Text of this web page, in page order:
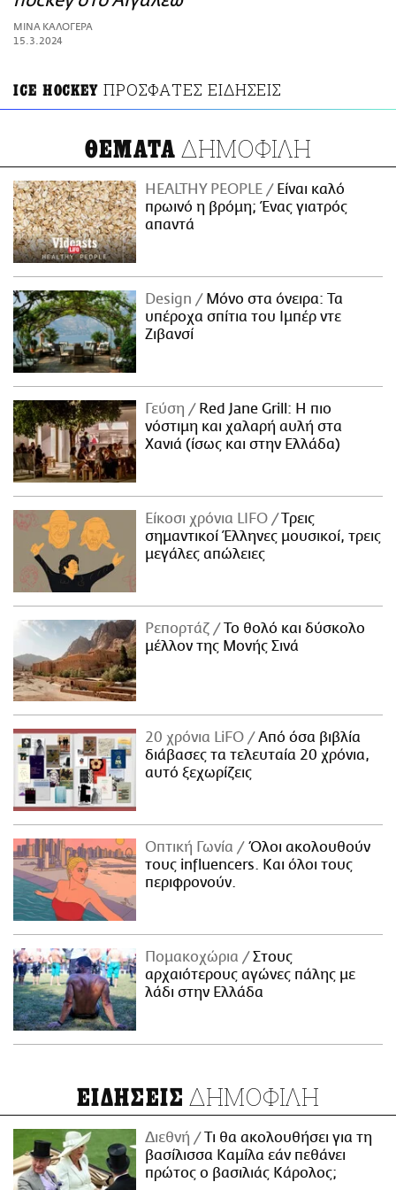
ΑΜΠΑ
PRINT
ΜΙΝΑ ΚΑΛΟΓΕΡΑ
15.3.2024
ICE HOCKEY ΠΡΟΣΦΑΤΕΣ ΕΙΔΗΣΕΙΣ
ΘΕΜΑΤΑ ΔΗΜΟΦΙΛΗ
HEALTHY PEOPLE
Είναι καλό
πρωινό η βρόμη; Ένας γιατρός
απαντά
Design
Μόνο στα όνειρα: Τα
υπέροχα σπίτια του Ιμπέρ ντε
Ζιβανσί
Γεύση
Red Jane Grill: Η πιο
νόστιμη και χαλαρή αυλή στα
Χανιά (ίσως και στην Ελλάδα)
Είκοσι χρόνια LIFO
Tρεις
σημαντικοί Έλληνες μουσικοί, τρεις
μεγάλες απώλειες
Ρεπορτάζ
Το θολό και δύσκολο
μέλλον της Μονής Σινά
20 χρόνια LiFO
Από όσα βιβλία
διάβασες τα τελευταία 20 χρόνια,
αυτό ξεχωρίζεις
Οπτική Γωνία
Όλοι ακολουθούν
τους influencers. Και όλοι τους
περιφρονούν.
Πομακοχώρια
Στους
αρχαιότερους αγώνες πάλης με
λάδι στην Ελλάδα
ΕΙΔΗΣΕΙΣ ΔΗΜΟΦΙΛΗ
Διεθνή
Τι θα ακολουθήσει για τη
βασίλισσα Καμίλα εάν πεθάνει
πρώτος ο βασιλιάς Κάρολος;